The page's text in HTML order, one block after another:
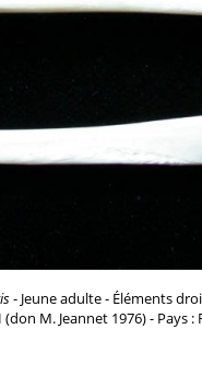
- Jeune adulte - Éléments
M. Jeannet 1976) - Pays :